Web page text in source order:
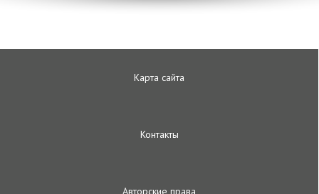
Карта сайта
Контакты
Авторские права